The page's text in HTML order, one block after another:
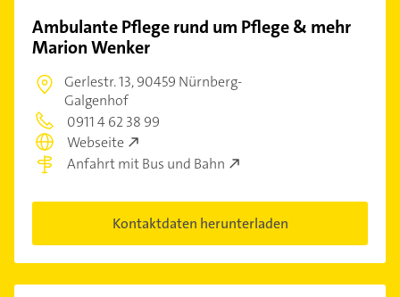
Ambulante Pflege rund um Pflege & mehr
Marion Wenker
Gerlestr. 13,90459 Nürnberg-
Galgenhof
0911 4 62 38 99
Webseite
Anfahrt mit Bus und Bahn
Kontaktdaten herunterladen